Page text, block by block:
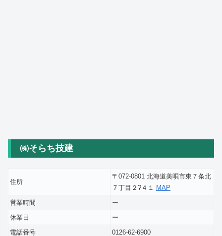
㈱そらち技建
住所
〒072-0801 北海道美唄市東７条北
７丁目２?４１ MAP
営業時間
ー
休業日
ー
電話番号
0126-62-6900